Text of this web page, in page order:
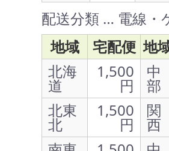
配送分類 … 電線・
地域
宅配便 地
北海
道
1,500
円
中
部
北東
北
1,500
円
関
西